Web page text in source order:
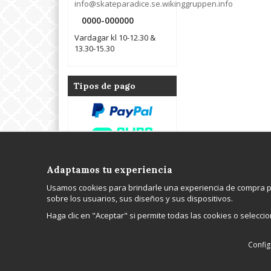
info@skateparadice.se.wikinggruppen.info
0000-000000
Vardagar kl 10-12.30 &
13.30-15.30
Tipos de pago
Kontakta oss
WGR Data AB
Tel: 0000-000000
E-post:
info@skateparadice.se.wikinggruppen.info
Hos
webbutik,
webbhotellplats, e-
Adaptamos tu experiencia
Usamos cookies para brindarle una experiencia de
sobre los usuarios, sus diseños y sus dispositivos.
Haga clic en "Aceptar" si permite todas las cookies o